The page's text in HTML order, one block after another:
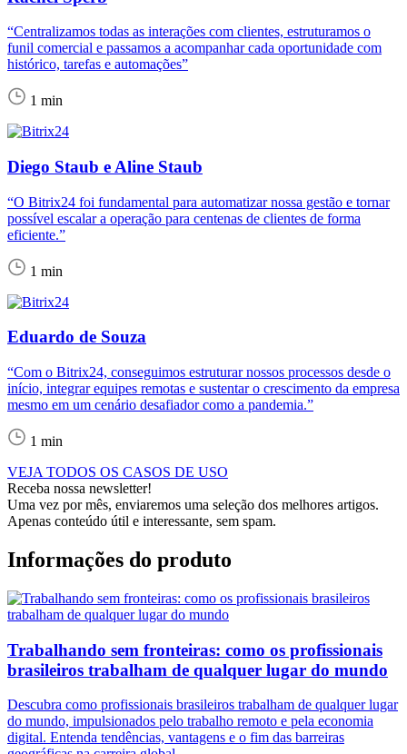
“Centralizamos todas as interações com clientes, estruturamos o
funil comercial e passamos a acompanhar cada oportunidade com
histórico, tarefas e automações”
1 min
Diego Staub e Aline Staub
“O Bitrix24 foi fundamental para automatizar nossa gestão e tornar
possível escalar a operação para centenas de clientes de forma
eficiente.”
1 min
Eduardo de Souza
“Com o Bitrix24, conseguimos estruturar nossos processos desde o
início, integrar equipes remotas e sustentar o crescimento da empresa
mesmo em um cenário desafiador como a pandemia.”
1 min
VEJA TODOS OS CASOS DE USO
Receba nossa newsletter!
Uma vez por mês, enviaremos uma seleção dos melhores artigos.
Apenas conteúdo útil e interessante, sem spam.
Informações do produto
Trabalhando sem fronteiras: como os profissionais
brasileiros trabalham de qualquer lugar do mundo
Descubra como profissionais brasileiros trabalham de qualquer lugar
do mundo, impulsionados pelo trabalho remoto e pela economia
digital. Entenda tendências, vantagens e o fim das barreiras